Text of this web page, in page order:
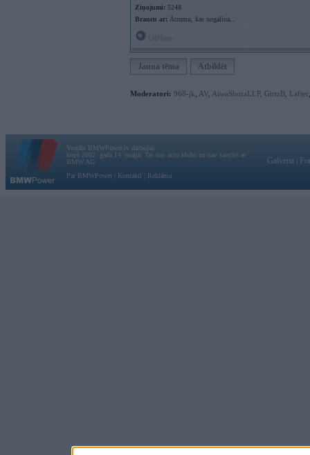
Ziņojumi: 5248
Braucu ar: Ātrumu, kas nogalina...
Jauna tēma Atbildēt
Moderatori: 968-jk AV AiwaShuraLLP, GirtzB Lafter
Vortāls BMWPower.lv darbojas
kopš 2002. gada 14. maija. Tas nav auto klubs un nav saistīts ar
BMW AG.
Par BMWPower
Kontakti Reklāma
Galvena